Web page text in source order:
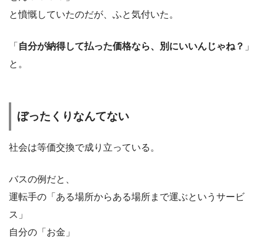
と憤慨していたのだが、ふと気付いた。
「 自分が納得して払った価格なら、別にいいんじゃね？ 」
と。
ぼったくりなんてない
社会は等価交換で成り立っている。
バスの例だと、
運転手の「ある場所からある場所まで運ぶというサービ
ス」
自分の「お金」